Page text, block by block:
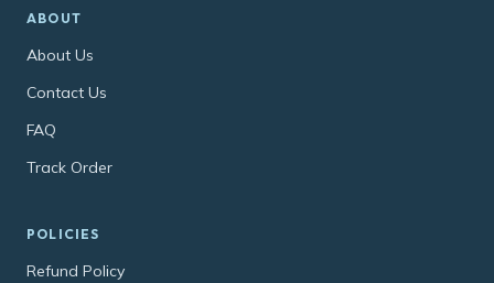
ABOUT
About Us
Contact Us
FAQ
Track Order
POLICIES
Refund Policy